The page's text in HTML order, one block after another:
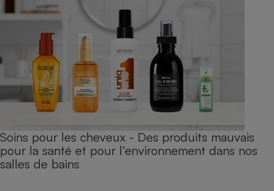
Soins pour les cheveux - Des produits mauvais
pour la santé et pour l’environnement dans nos
salles de bains